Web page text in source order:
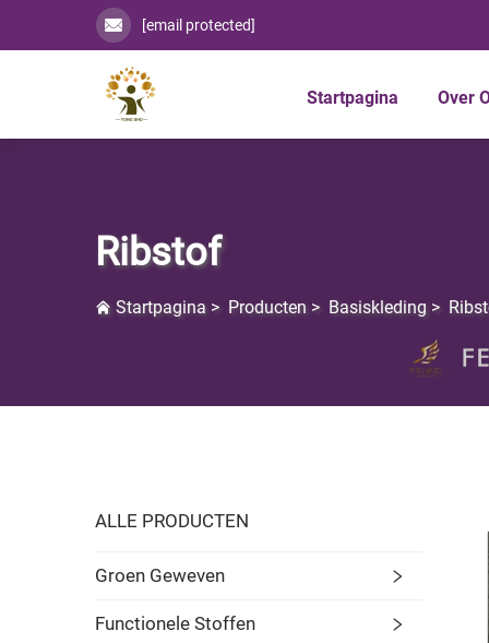
[email protected]
Startpagina Over
Ribstof
Startpagina > Producten > Basiskleding >
ALLE PRODUCTEN
Groen Geweven
Functionele Stoffen